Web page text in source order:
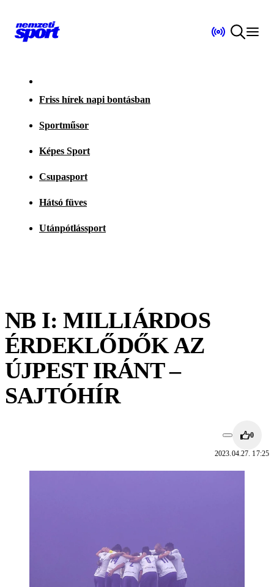
Friss hírek napi bontásban
Sportműsor
Képes Sport
Csupasport
Hátsó füves
Utánpótlássport
NB I: MILLIÁRDOS
ÉRDEKLŐDŐK AZ
ÚJPEST IRÁNT –
SAJTÓHÍR
0
2023.04.27. 17:25